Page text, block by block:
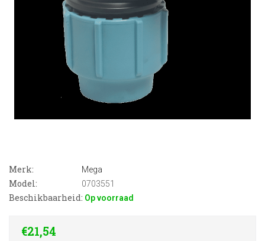
Merk: Mega
Model: 0703551
Beschikbaarheid: Op voorraad
€21,54